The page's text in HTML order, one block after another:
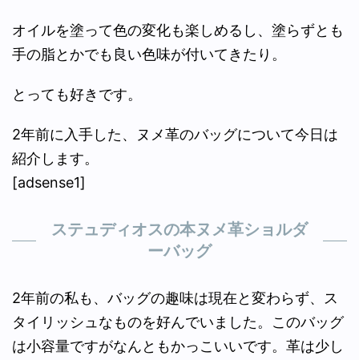
オイルを塗って色の変化も楽しめるし、塗らずとも
手の脂とかでも良い色味が付いてきたり。
とっても好きです。
2年前に入手した、ヌメ革のバッグについて今日は
紹介します。
[adsense1]
ステュディオスの本ヌメ革ショルダ
ーバッグ
2年前の私も、バッグの趣味は現在と変わらず、ス
タイリッシュなものを好んでいました。このバッグ
は小容量ですがなんともかっこいいです。革は少し